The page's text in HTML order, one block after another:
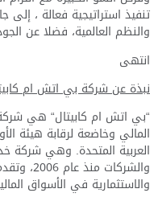
تنفيذ استراتيجية فعالة ،
والنظم العالمية، فضلا عن
انتهى
نبذة عن شركة بي اتش ام
“بي اتش ام كابيتال“ هي
المالي وخاضعة لرقابة هيئة
العربية المتحدة. وهي شركة
والاستثمارية في الأسواق